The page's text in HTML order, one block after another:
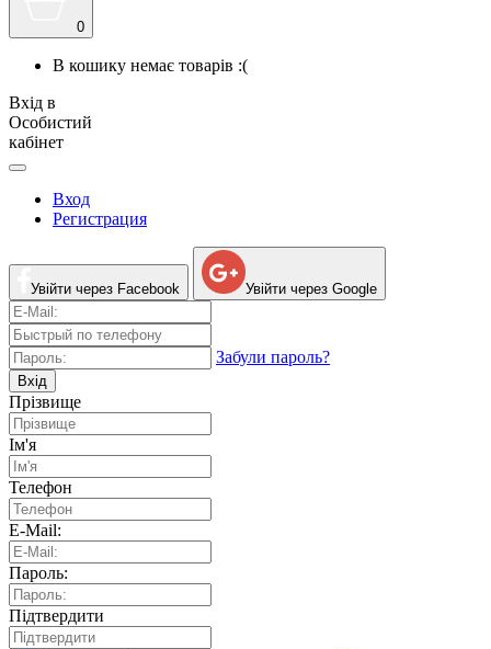
0
В кошику немає товарів :(
Вхід в
Особистий
кабінет
Вход
Регистрация
Увійти через Facebook Увійти через Google
Забули пароль?
Вхід
Прізвище
Ім'я
Телефон
E-Mail:
Пароль:
Підтвердити